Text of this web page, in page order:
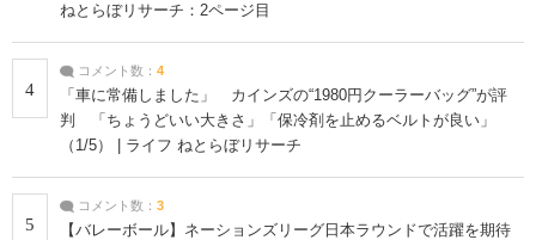
ねとらぼリサーチ：2ページ目
4
コメント数： 4
「車に常備しました」 カインズの“1980円クーラーバッグ”が評
判 「ちょうどいい大きさ」「保冷剤を止めるベルトが良い」
（1/5） | ライフ ねとらぼリサーチ
5
コメント数： 3
【バレーボール】ネーションズリーグ日本ラウンドで活躍を期待